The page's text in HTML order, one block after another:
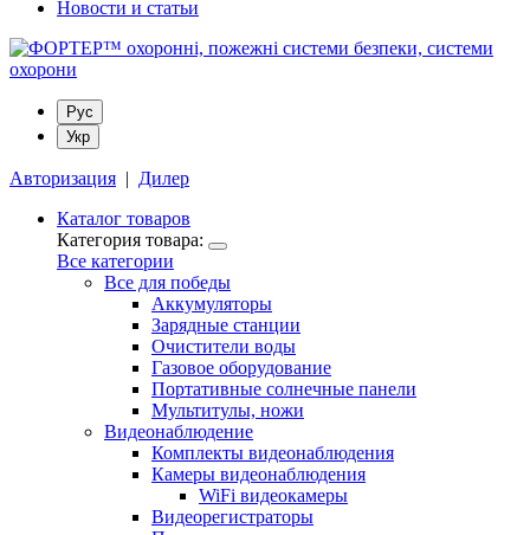
Новости и статьи
Рус
Укр
Авторизация | Дилер
Каталог товаров
Категория товара:
Все категории
Все для победы
Аккумуляторы
Зарядные станции
Очистители воды
Газовое оборудование
Портативные солнечные панели
Мультитулы, ножи
Видеонаблюдение
Комплекты видеонаблюдения
Камеры видеонаблюдения
WiFi видеокамеры
Видеорегистраторы